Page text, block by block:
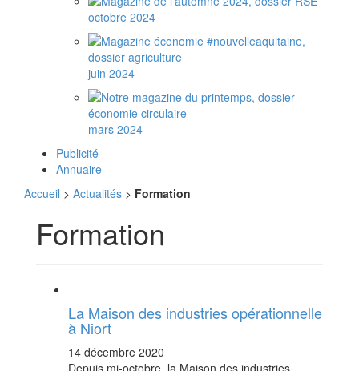
octobre 2024
juin 2024
mars 2024
Publicité
Annuaire
Accueil > Actualités > Formation
Formation
La Maison des industries opérationnelle
à Niort
14 décembre 2020
Depuis mi-octobre, la Maison des industries,